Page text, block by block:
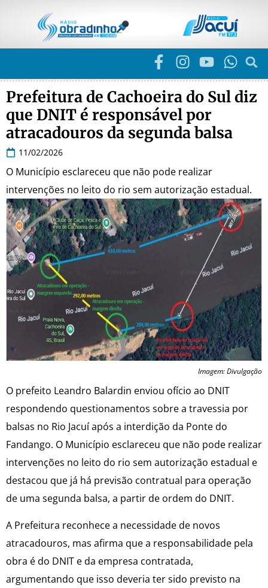
Prefeitura de Cachoeira do Sul diz
que DNIT é responsável por
atracadouros da segunda balsa
11/02/2026
O Município esclareceu que não pode realizar
intervenções no leito do rio sem autorização estadual.
Imagem: Divulgação
O prefeito Leandro Balardin enviou ofício ao DNIT
respondendo questionamentos sobre a travessia por
balsas no Rio Jacuí após a interdição da Ponte do
Fandango. O Município esclareceu que não pode realizar
intervenções no leito do rio sem autorização estadual e
destacou que já há previsão contratual para operação
de uma segunda balsa, a partir de ordem do DNIT.
A Prefeitura reconhece a necessidade de novos
atracadouros, mas afirma que a responsabilidade pela
obra é do DNIT e da empresa contratada,
argumentando que isso deveria ter sido previsto na